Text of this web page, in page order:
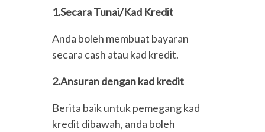
1.Secara Tunai/Kad Kredit
Anda boleh membuat bayaran
secara cash atau kad kredit.
2.Ansuran dengan kad kredit
Berita baik untuk pemegang kad
kredit dibawah, anda boleh